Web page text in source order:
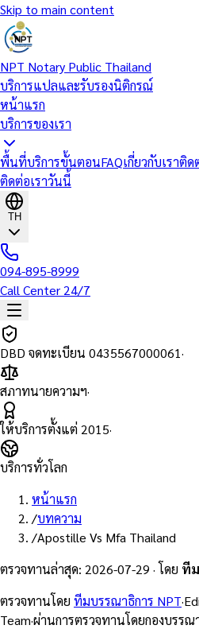
Skip to main content
NPT Notary Public Thailand
บริการแปลและรับรองนิติกรณ์
หน้าแรก
บริการของเรา
พื้นที่บริการขั้นตอนFAQเกี่ยวกับเราติด
ติดต่อเราวันนี้
TH
094-895-8999
Call Center 24/7
DBD จดทะเบียน 0435567000061·
สภาทนายความฯ·
ให้บริการตั้งแต่ 2015·
บริการทั่วโลก
หน้าแรก
/บทความ
/Apostille Vs Mfa Thailand
ตรวจทานล่าสุด: 2026-07-29 · โดย ที
ตรวจทานโดย ทีมบรรณาธิการ NPT·
Team·ผ่านการตรวจทานโดยกองบรรณ